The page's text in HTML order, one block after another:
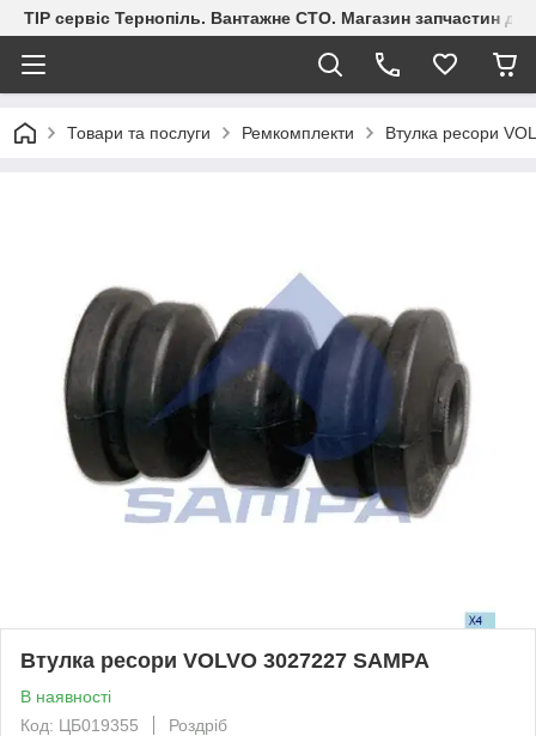
ТІР сервіс Тернопіль. Вантажне СТО. Магазин запчастин
Товари та послуги Ремкомплекти Втулка ресори
Втулка ресори VOLVO 3027227 SAMPA
В наявності
Код: ЦБ019355
Роздріб